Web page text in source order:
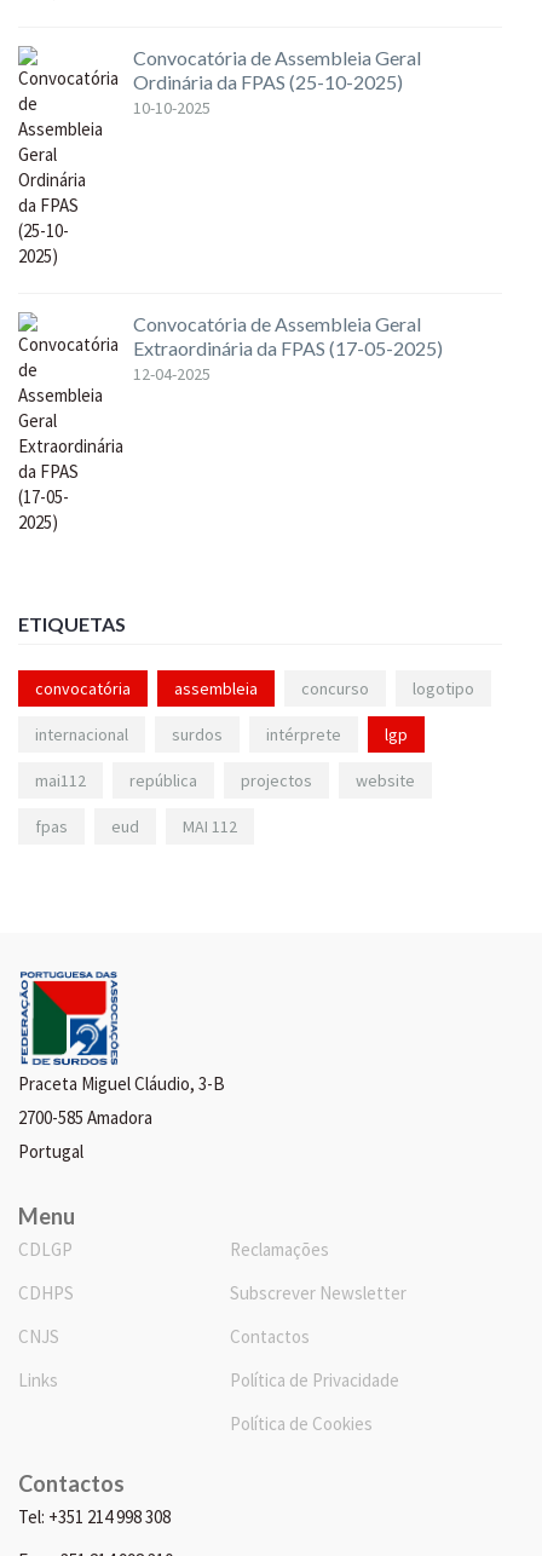
Convocatória de Assembleia Geral
Ordinária da FPAS (25-10-2025)
10-10-2025
Convocatória de Assembleia Geral
Extraordinária da FPAS (17-05-2025)
12-04-2025
ETIQUETAS
convocatória assembleia concurso logotipo
internacional surdos intérprete lgp
mai112 república projectos website
fpas eud MAI 112
Praceta Miguel Cláudio, 3-B
2700-585 Amadora
Portugal
Menu
CDLGP
CDHPS
CNJS
Links
Reclamações
Subscrever Newsletter
Contactos
Política de Privacidade
Política de Cookies
Contactos
Tel: +351 214 998 308